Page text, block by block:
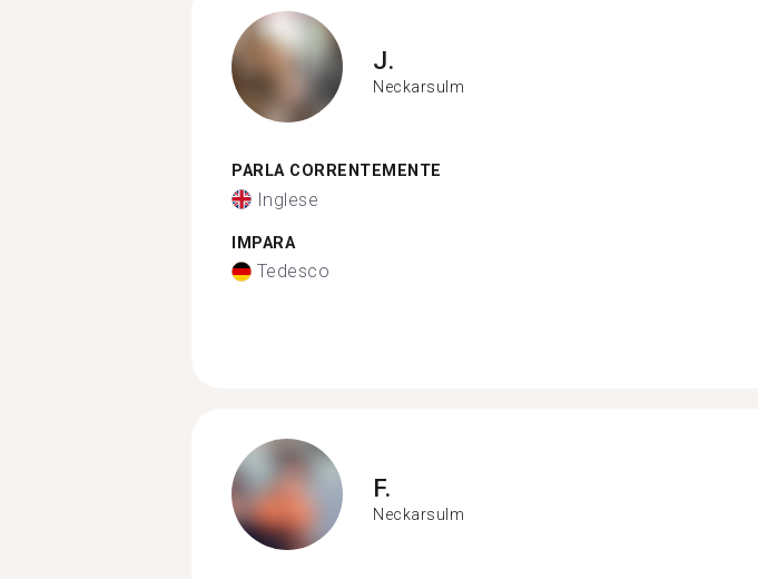
J.
Neckarsulm
PARLA CORRENTEMENTE
Inglese
IMPARA
Tedesco
F.
Neckarsulm